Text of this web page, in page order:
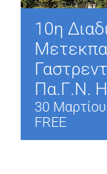
10η
Πα.Γ.Ν.
30
FREE